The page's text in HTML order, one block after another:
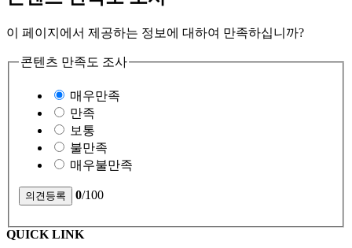
이 페이지에서 제공하는 정보에 대하여 만족하십니까?
콘텐츠 만족도 조사
매우만족
만족
보통
불만족
매우불만족
0/100
QUICK LINK